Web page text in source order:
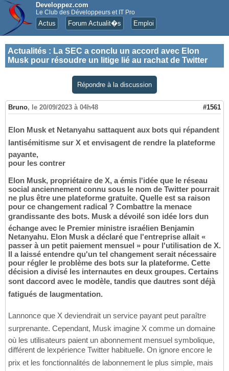
Developpez.com
Le Club des Développeurs et IT Pro
Actus Forum Actualit�s Emploi
Actualités : La SEC a conclu un accord avec Elon
Musk pour résoudre un litige lié au rachat de Twitter
Répondre à la discussion
Bruno, le 20/09/2023 à 04h48 #1561
Elon Musk et Netanyahu sattaquent aux bots qui répandent
lantisémitisme sur X et envisagent de rendre la plateforme
payante,
pour les contrer
Elon Musk, propriétaire de X, a émis l'idée que le réseau
social anciennement connu sous le nom de Twitter pourrait
ne plus être une plateforme gratuite. Quelle est sa raison
pour ce changement radical ? Combattre la menace
grandissante des bots. Musk a dévoilé son idée lors dun
échange avec le Premier ministre israélien Benjamin
Netanyahu. Elon Musk a déclaré que l'entreprise allait «
passer à un petit paiement mensuel » pour l'utilisation de X.
Il a laissé entendre qu'un tel changement serait nécessaire
pour régler le problème des bots sur la plateforme. Cette
décision a divisé les internautes en deux groupes. Certains
sont daccord avec le modèle, tandis que dautres sont déjà
fatigués de laugmentation.
Lannonce que X deviendrait un service payant peut paraître
surprenante. Cependant, Musk imagine X comme un domaine
où les utilisateurs paient un abonnement mensuel symbolique,
différent de lexpérience Twitter habituelle. On ignore encore le
prix et les fonctionnalités de labonnement le plus simple, mais